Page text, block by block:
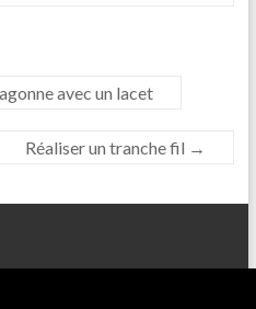
avec un lacet
Réaliser un tranche fil →